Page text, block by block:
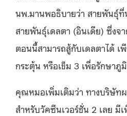
นพ.มานพอธิบายว่า สายพันธุ์
สายพันธุ์เดลตา (อินเดีย) ซึ่งจ
ตอนนี้สามารถสู้กับเดลตาได้ เ
กระตุ้น หรือเข็ม 3 เพื่อรักษา
คุณหมอเพิ่มเติมว่า ทางบริษัท
สำหรับวัคซีนเวอร์ชั่น 2 เลย